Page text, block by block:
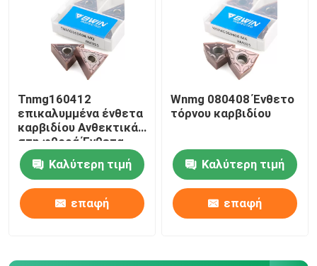
Tnmg160412
επικαλυμμένα ένθετα
καρβιδίου Ανθεκτικά
στη φθορά Ένθετα
καρβιδίου μετάλλου
τόρνουΚαλύτερη τιμή
επαφή
Wnmg 080408 Ένθετο
τόρνου καρβιδίου
Καλύτερη τιμή
επαφή